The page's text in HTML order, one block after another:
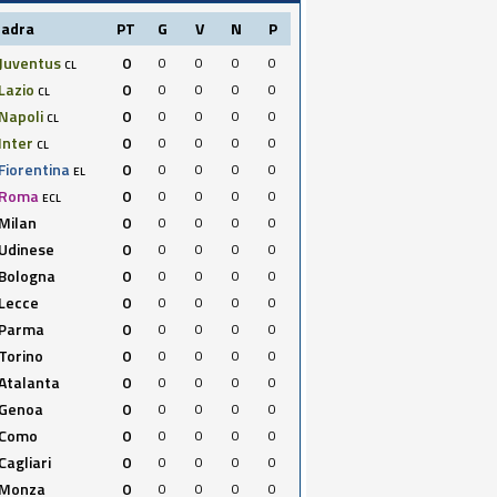
PT G V N
P
CL 0 0 0 0 0
CL 0 0 0 0 0
CL 0 0 0 0 0
CL 0 0 0 0 0
EL 0 0 0 0 0
ECL 0 0 0 0 0
0 0 0 0 0
0 0 0 0 0
0 0 0 0 0
0 0 0 0 0
0 0 0 0 0
0 0 0 0 0
0 0 0 0 0
0 0 0 0 0
0 0 0 0 0
0 0 0 0 0
0 0 0 0 0